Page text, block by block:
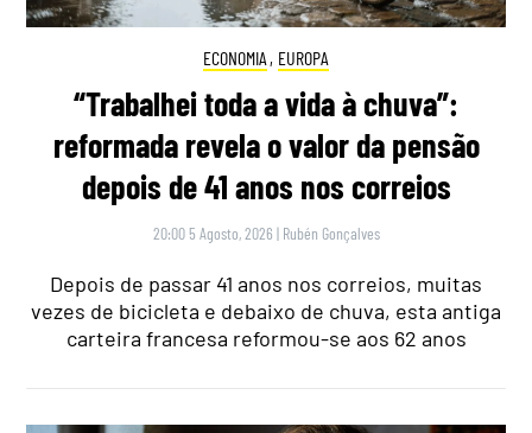
ECONOMIA , EUROPA
“Trabalhei toda a vida à chuva”:
reformada revela o valor da pensão
depois de 41 anos nos correios
20:00 5 Agosto, 2026 | Rubén Gonçalves
Depois de passar 41 anos nos correios, muitas
vezes de bicicleta e debaixo de chuva, esta antiga
carteira francesa reformou-se aos 62 anos